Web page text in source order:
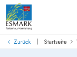
Zurück | Startseite
Ferienhaus in
Anreise